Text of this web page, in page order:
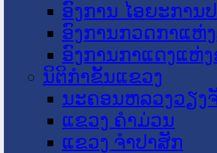
ອົງການ ໄອຍະການ
ອົງການກວດກາແຫ່
ອົງການກາແດງແຫ່
ນິຕິກໍາຂັ້ນແຂວງ
ນະ​ຄອນ​ຫລວງວຽງ
ແຂວງ ຄໍາມ່ວນ
ແຂວງ ຈໍາປາສັກ